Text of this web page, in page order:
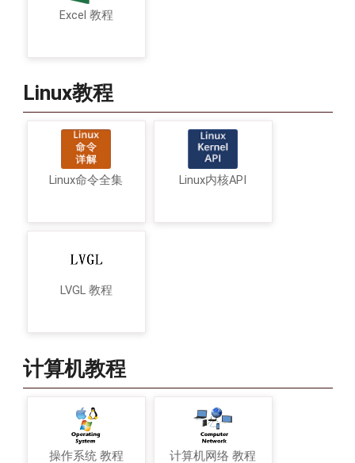
Excel 教程
Linux教程
Linux命令全集 Linux内核API
LVGL 教程
计算机教程
操作系统 教程 计算机网络 教程